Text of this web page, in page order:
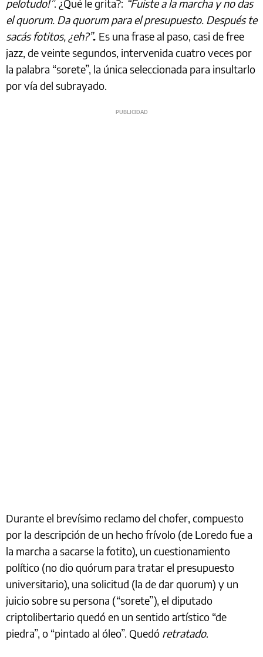
pelotudo!”. ¿Qué le grita?: “Fuiste a la marcha y no das
el quorum. Da quorum para el presupuesto. Después te
sacás fotitos, ¿eh?”. Es una frase al paso, casi de free
jazz, de veinte segundos, intervenida cuatro veces por
la palabra “sorete”, la única seleccionada para insultarlo
por vía del subrayado.
Durante el brevísimo reclamo del chofer, compuesto
por la descripción de un hecho frívolo (de Loredo fue a
la marcha a sacarse la fotito), un cuestionamiento
político (no dio quórum para tratar el presupuesto
universitario), una solicitud (la de dar quorum) y un
juicio sobre su persona (“sorete”), el diputado
criptolibertario quedó en un sentido artístico “de
piedra”, o “pintado al óleo”. Quedó retratado.